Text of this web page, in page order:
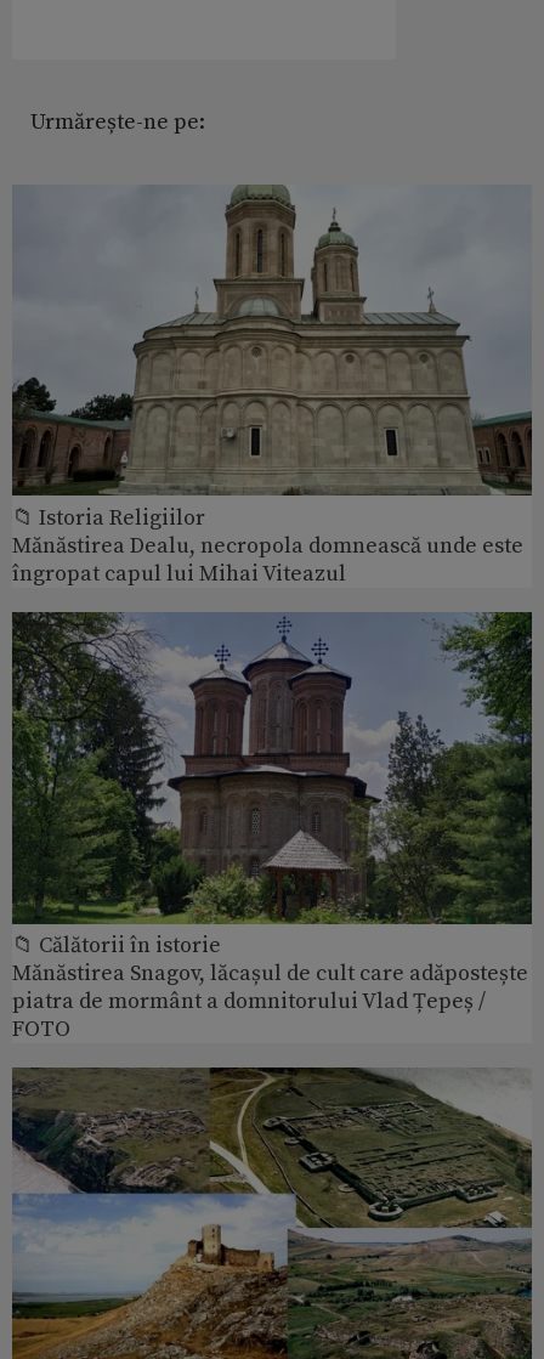
Urmărește-ne pe:
📁 Istoria Religiilor
Mănăstirea Dealu, necropola domnească unde este
îngropat capul lui Mihai Viteazul
📁 Călătorii în istorie
Mănăstirea Snagov, lăcașul de cult care adăpostește
piatra de mormânt a domnitorului Vlad Țepeș /
FOTO